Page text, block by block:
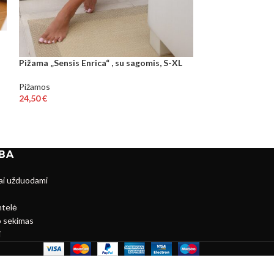
Pižama „Sensis Enrica“ , su sagomis, S-XL
Pižamos
24,50€
užduodami
sekimas